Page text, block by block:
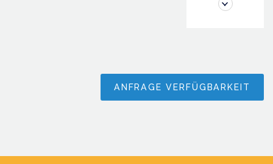
ANFRAGE VERFÜGBARKEIT